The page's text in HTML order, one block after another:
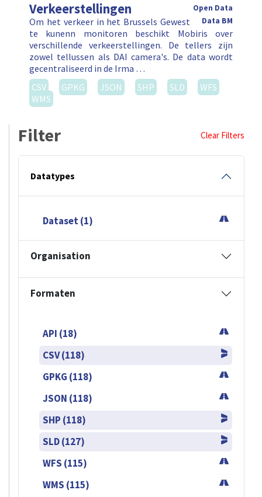
Verkeerstellingen
Open Data
Data BM
Om het verkeer in het Brussels Gewest
te kunenn monitoren beschikt Mobiris over
verschillende verkeerstellingen. De tellers zijn
zowel tellussen als DAI camera's. De data wordt
gecentraliseerd in de Irma …
CSV
GPKG JSON SHP SLD
WFS
WMS
Filter Clear Filters
Datatypes
Dataset (1)
Organisation
Formaten
API (18)
CSV (118)
GPKG (118)
JSON (118)
SHP (118)
SLD (127)
WFS (115)
WMS (115)